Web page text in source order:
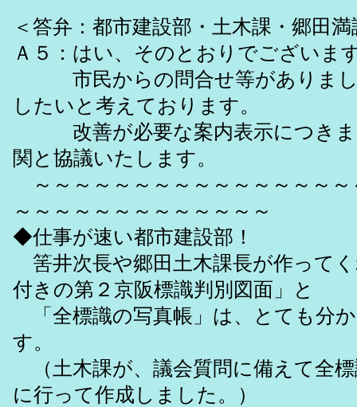
＜答弁：都市建設部・土木課・郷田
Ａ５：はい、そのとおりでございま
市民からの問合せ等がありまし
したいと考えております。
改善が必要な案内表示につきま
関と協議いたします。
～～～～～～～～～～～～～～～～
～～～～～～～～～～～～～
◆仕事が速い都市建設部！
筈井次長や郷田土木課長が作って
付きの第２京阪標識判別図面」と
「全標識の写真帳」は、とても分
す。
（土木課が、議会質問に備えて全
に行って作成しました。）